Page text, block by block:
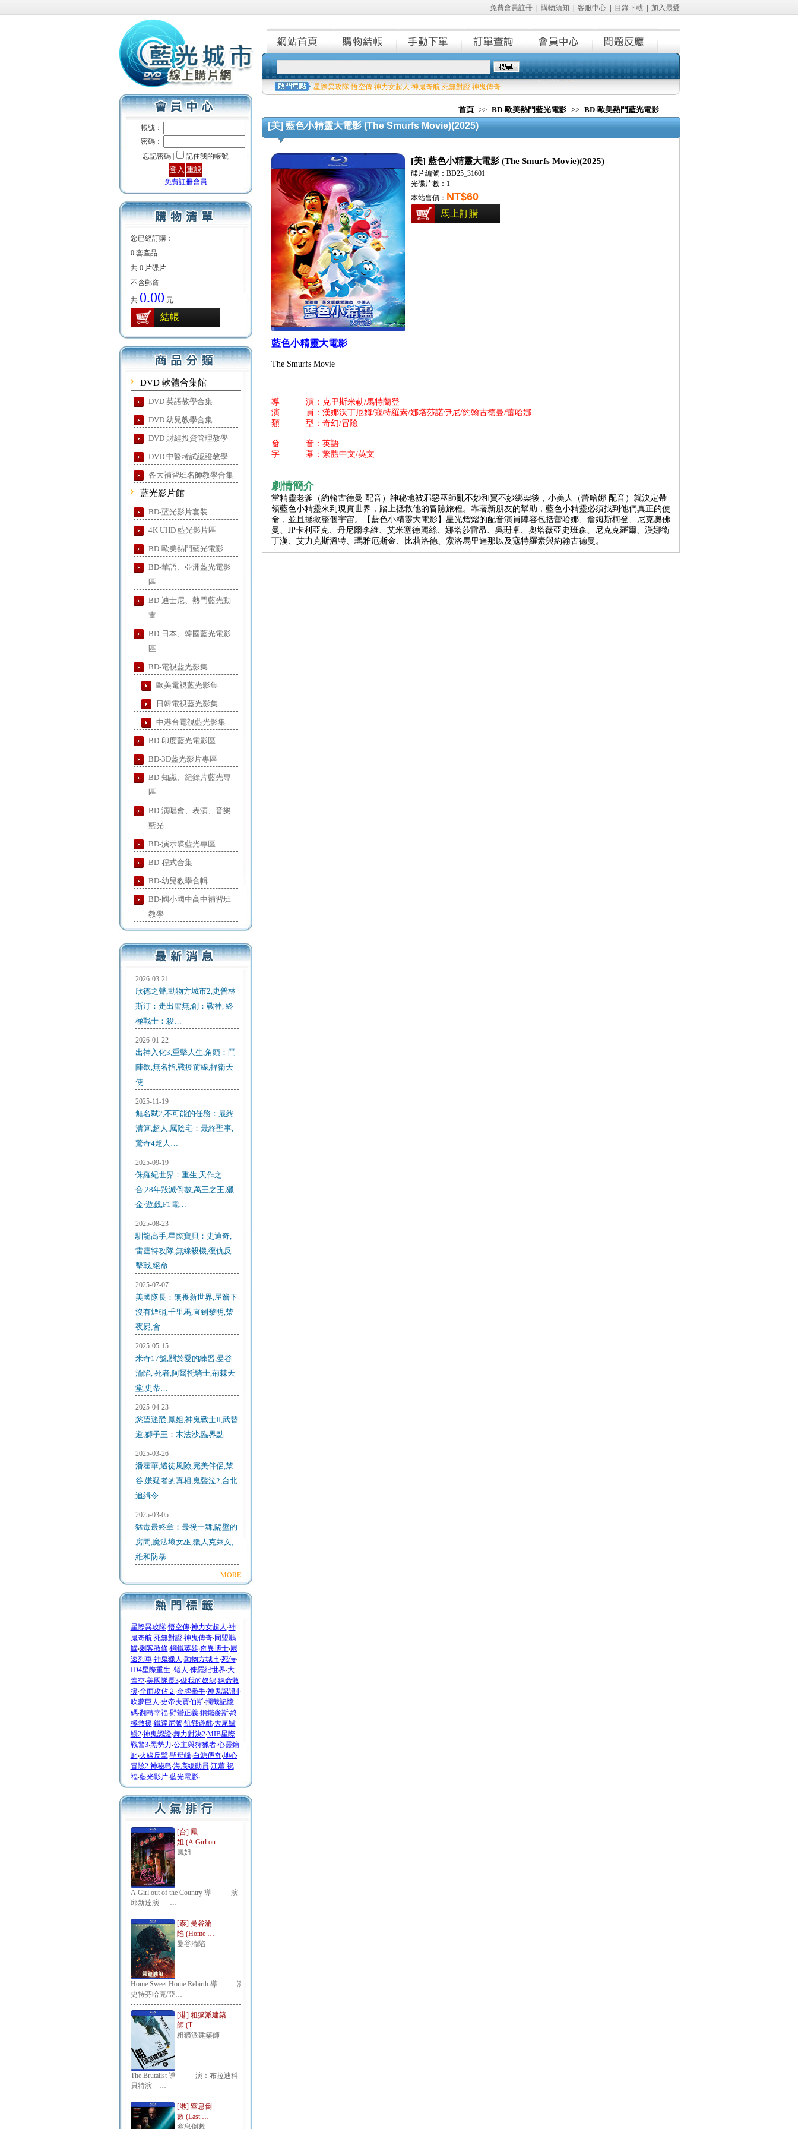
免費會員註冊| 購物須知 客服中心| 目錄下載| 加入最愛
帳號：
密碼：
忘記密碼 |
記住我的帳號
免費註冊會員
您已經訂購：
0 套產品
共 0 片碟片
不含郵資
共 0.00 元
結帳
DVD 軟體合集館
DVD 英語教學合集
DVD 幼兒教學合集
DVD 財經投資管理教學
DVD 中醫考試認證教學
各大補習班名師教學合集
藍光影片館
BD-蓝光影片套装
4K UHD 藍光影片區
BD-歐美熱門藍光電影
BD-華語、亞洲藍光電影
區
BD-迪士尼、熱門藍光動
畫
BD-日本、韓國藍光電影
區
BD-電視藍光影集
歐美電視藍光影集
日韓電視藍光影集
中港台電視藍光影集
BD-印度藍光電影區
BD-3D藍光影片專區
BD-知識、紀錄片藍光專
區
BD-演唱會、表演、音樂
藍光
BD-演示碟藍光專區
BD-程式合集
BD-幼兒教學合輯
BD-國小國中高中補習班
教學
2026-03-21
欣德之聲,動物方城市2,史普林
斯汀：走出虛無,創：戰神, 終
極戰士：殺…
2026-01-22
出神入化3,重擊人生,角頭：鬥
陣欸,無名指,戰疫前線,捍衛天
使
2025-11-19
無名弒2,不可能的任務：最終
清算,超人,厲陰宅：最終聖事,
驚奇4超人…
2025-09-19
侏羅紀世界：重生,天作之
合,28年毀滅倒數,萬王之王,獵
金·遊戲,F1電…
2025-08-23
馴龍高手,星際寶貝：史迪奇,
雷霆特攻隊,無線殺機,復仇反
擊戰,絕命…
2025-07-07
美國隊長：無畏新世界,屋簷下
沒有煙硝,千里馬,直到黎明,禁
夜屍,會…
2025-05-15
米奇17號,關於愛的練習,曼谷
淪陷, 死者,阿爾托騎士,荊棘天
堂,史蒂…
2025-04-23
慾望迷蹤,鳳姐,神鬼戰士II,武替
道,獅子王：木法沙,臨界點
2025-03-26
潘霍華,遷徒風險,完美伴侶,禁
谷,嫌疑者的真相,鬼聲泣2,台北
追緝令…
2025-03-05
猛毒最終章：最後一舞,隔壁的
房間,魔法壞女巫,獵人克萊文,
維和防暴…
MORE
星際異攻隊‧悟空傳‧神力女超人 ‧神
鬼奇航 死無對證‧神鬼傳奇‧同盟鶼
鰈‧刺客教條‧鋼鐵英雄‧奇異博士‧屍
速列車‧神鬼獵人 ‧動物方城市‧死侍‧
ID4星際重生 ‧蟻人 ‧侏羅紀世界‧大
賣空‧美國隊長3‧做我的奴隸‧絕命救
援‧全面攻佔２ ‧金牌拳手‧神鬼認證4‧
吹夢巨人 ‧史帝夫賈伯斯‧攔截記憶
碼‧翻轉幸福‧野蠻正義‧鋼鐵麥斯‧終
極救援‧鐵達尼號‧飢餓遊戲‧大尾鱸
鰻2‧神鬼認證‧舞力對決2‧MIB星際
戰警3‧黑勢力‧公主與狩獵者‧心靈鑰
匙‧火線反擊‧聖母峰‧白鯨傳奇‧地心
冒險2 神秘島‧海底總動員‧江蕙 祝
福‧藍光影片‧藍光電影‧
[台] 鳳
姐 (A Girl ou…
鳳姐
A Girl out of the Country 導 演：
邱新達演 …
[泰] 曼谷淪
陷 (Home …
曼谷淪陷
Home Sweet Home Rebirth 導 演：
史特芬哈克/亞…
[港] 粗獷派建築
師 (T…
粗獷派建築師
The Brutalist 導 演：布拉迪科
貝特演 …
[港] 窒息倒
數 (Last …
窒息倒數
星際異攻隊 悟空傳 神力女超人 神鬼奇航 死無對證 神鬼傳奇
首頁 >> BD-歐美熱門藍光電影 >> BD-歐美熱門藍光電影
[美] 藍色小精靈大電影 (The Smurfs Movie)(2025)
[美] 藍色小精靈大電影 (The Smurfs Movie)(2025)
碟片編號：BD25_31601
光碟片數：1
本站售價： NT$60
馬上訂購
藍色小精靈大電影
The Smurfs Movie
導 演：克里斯米勒/馬特蘭登
演 員：漢娜沃丁厄姆/寇特羅素/娜塔莎諾伊尼/約翰古德曼/蕾哈娜
類 型：奇幻/冒險
發 音：英語
字 幕：繁體中文/英文
劇情簡介
當精靈老爹（約翰古德曼 配音）神秘地被邪惡巫師亂不妙和賈不妙綁架後，小美人（蕾哈娜 配音）就決定帶
領藍色小精靈來到現實世界，踏上拯救他的冒險旅程。靠著新朋友的幫助，藍色小精靈必須找到他們真正的使
命，並且拯救整個宇宙。【藍色小精靈大電影】星光熠熠的配音演員陣容包括蕾哈娜、詹姆斯柯登、尼克奧佛
曼、JP卡利亞克、丹尼爾李維、艾米塞德麗絲、娜塔莎雷昂、吳珊卓、奧塔薇亞史班森、尼克克羅爾、漢娜衛
丁漢、艾力克斯溫特、瑪雅厄斯金、比莉洛德、索洛馬里達那以及寇特羅素與約翰古德曼。